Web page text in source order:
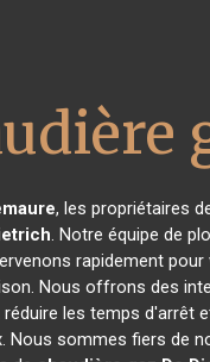
, les propriétaires
. Notre équipe de
rapidement
Nous offrons des
les temps d'arrêt
Nous sommes fiers de